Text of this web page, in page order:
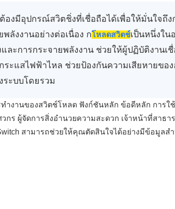
องมีอุปกรณ์สวิตชิ่งที่เชื่อถือได้เพื่อให้มั่นใจถึ
ลังงานอย่างต่อเนื่อง กโหลดสวิตช์เป็นหนึ่งใ
ละการกระจายพลังงาน ช่วยให้ผู้ปฏิบัติงาน
ะแสไฟฟ้าไหล ช่วยป้องกันความเสียหายขอ
ระบบโดยรวม
ำงานของสวิตช์โหลด ฟังก์ชันหลัก ข้อดีหลัก การใ
กร ผู้จัดการสิ่งอำนวยความสะดวก เจ้าหน้าที่สา
สามารถช่วยให้คุณตัดสินใจได้อย่างมีข้อมูล